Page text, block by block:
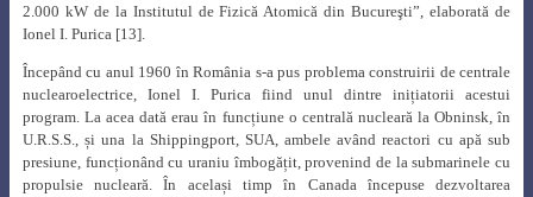
2.000 kW de la Institutul de Fizică Atomică din Bucureşti”, elaborată de
Ionel I. Purica [13].
Începând cu anul 1960 în România s-a pus problema construirii de centrale
nuclearoelectrice, Ionel I. Purica fiind unul dintre inițiatorii acestui
program. La acea dată erau în funcțiune o centrală nucleară la Obninsk, în
U.R.S.S., și una la Shippingport, SUA, ambele având reactori cu apă sub
presiune, funcționând cu uraniu îmbogățit, provenind de la submarinele cu
propulsie nucleară. În același timp în Canada începuse dezvoltarea